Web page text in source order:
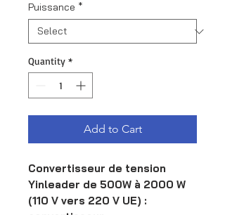
Puissance *
Quantity *
Add to Cart
Convertisseur de tension
Yinleader de 500W à 2000 W
(110 V vers 220 V UE) :